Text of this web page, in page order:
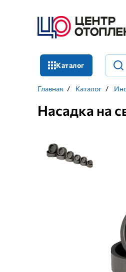
Каталог
Главная / Каталог /
Насадка на